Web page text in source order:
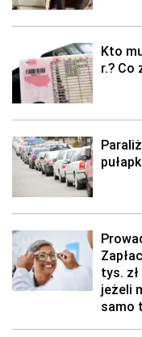
Kto
r.? Co
tys.
jeżeli
samo